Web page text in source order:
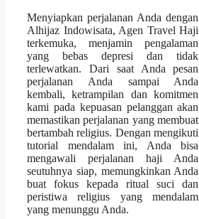
Menyiapkan perjalanan Anda dengan
Alhijaz Indowisata, Agen Travel Haji
terkemuka, menjamin pengalaman
yang bebas depresi dan tidak
terlewatkan. Dari saat Anda pesan
perjalanan Anda sampai Anda
kembali, ketrampilan dan komitmen
kami pada kepuasan pelanggan akan
memastikan perjalanan yang membuat
bertambah religius. Dengan mengikuti
tutorial mendalam ini, Anda bisa
mengawali perjalanan haji Anda
seutuhnya siap, memungkinkan Anda
buat fokus kepada ritual suci dan
peristiwa religius yang mendalam
yang menunggu Anda.